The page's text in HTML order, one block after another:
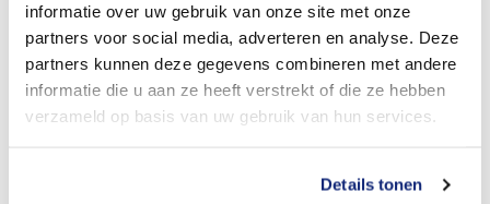
informatie over uw gebruik van onze site met onze
partners voor social media, adverteren en analyse. Deze
partners kunnen deze gegevens combineren met andere
informatie die u aan ze heeft verstrekt of die ze hebben
verzameld op basis van uw gebruik van hun services.
Details tonen